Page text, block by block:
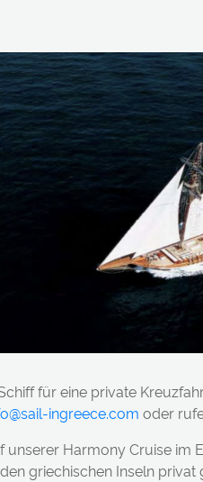
für eine private
ingreece.com oder
unserer Harmony Cruise im
griechischen Inseln privat